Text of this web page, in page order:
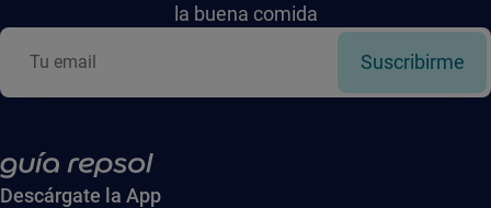
la buena comida
Suscribirme
Descárgate la App